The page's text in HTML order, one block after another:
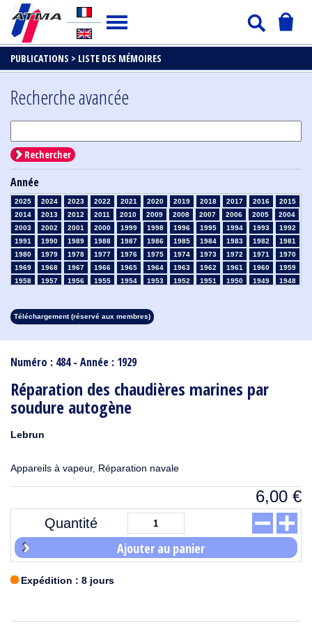
PUBLICATIONS > LISTE DES MÉMOIRES
Numéro : 484 - Année : 1929
Réparation des chaudières marines par
soudure autogène
Lebrun
Appareils à vapeur, Réparation navale
6,00 €
Quantité
Ajouter au panier
Expédition : 8 jours
Recherche avancée
Rechercher
Année
2025 2024 2023 2022 2021 2020 2019 2018 2017 2016
2015
2014
2013 2012 2011 2010 2009 2008 2007 2006 2005
2004
2003
2002 2001 2000 1999 1998 1996 1995 1994 1993
1992
1991
1990 1989 1988 1987 1986 1985 1984 1983 1982
1981
1980
1979 1978 1977 1976 1975 1974 1973 1972 1971
1970
1969
1968 1967 1966 1965 1964 1963 1962 1961 1960
1959
1958
1957 1956 1955 1954 1953 1952 1951 1950 1949
1948
1913
1912 1911 1910 1909 1908
Téléchargement (réservé aux membres)